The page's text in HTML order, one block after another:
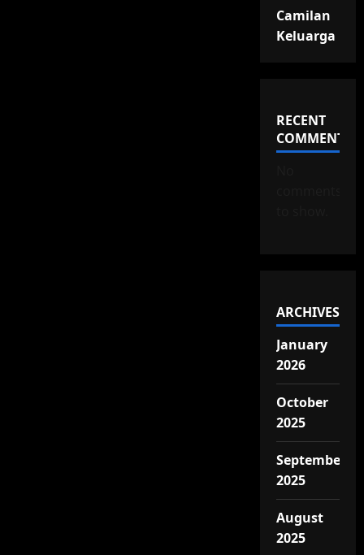
Camilan
Keluarga
RECENT
COMMENTS
ARCHIVES
January
2026
October
2025
September
2025
August
2025